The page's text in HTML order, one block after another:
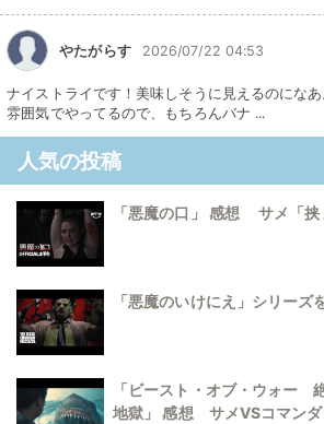
やたがらす 2026/07/22 04:53
ナイストライです！美味しそうに見えるのにな
雰囲気でやってるので、もちろんバナ ...
人気の投稿
「悪魔の口」 感想 サメ「挟
「悪魔のいけにえ」シリーズ
「ビースト・オブ・ウォー
地獄」 感想 サメVSコマン